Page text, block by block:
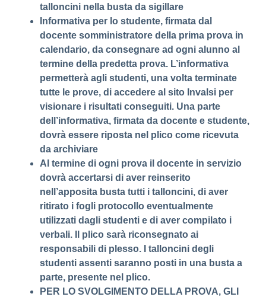
talloncini nella busta da sigillare
Informativa per lo studente, firmata dal
docente somministratore della prima prova in
calendario, da consegnare ad ogni alunno al
termine della predetta prova. L’informativa
permetterà agli studenti, una volta terminate
tutte le prove, di accedere al sito Invalsi per
visionare i risultati conseguiti. Una parte
dell’informativa, firmata da docente e studente,
dovrà essere riposta nel plico come ricevuta
da archiviare
Al termine di ogni prova il docente in servizio
dovrà accertarsi di aver reinserito
nell’apposita busta tutti i talloncini, di aver
ritirato i fogli protocollo eventualmente
utilizzati dagli studenti e di aver compilato i
verbali. Il plico sarà riconsegnato ai
responsabili di plesso. I talloncini degli
studenti assenti saranno posti in una busta a
parte, presente nel plico.
PER LO SVOLGIMENTO DELLA PROVA, GLI